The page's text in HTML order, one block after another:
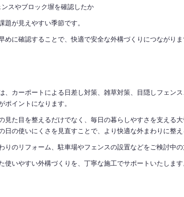
スやブロック塀を確認したか
題が見えやすい季節です。
めに確認することで、快適で安全な外構づくりにつながりま
、カーポートによる日差し対策、雑草対策、目隠しフェン
ポイントになります。
見た目を整えるだけでなく、毎日の暮らしやすさを支える
日の使いにくさを見直すことで、より快適な外まわりに整え
りのリフォーム、駐車場やフェンスの設置などをご検討中
使いやすい外構づくりを、丁寧な施工でサポートいたします